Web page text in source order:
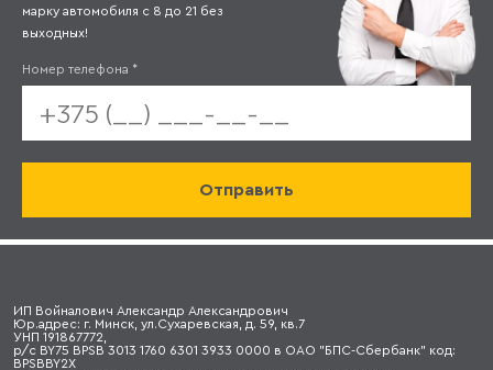
марку автомобиля с 8 до 21 без
выходных!
Номер телефона *
ИП Войналович Александр Александрович
Юр.адрес: г. Минск, ул.Сухаревская, д. 59, кв.7
УНП 191867772,
р/с BY75 BPSB 3013 1760 6301 3933 0000 в ОАО "БПС-Сбербанк" код:
BPSBBY2X